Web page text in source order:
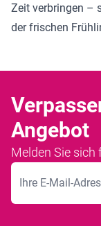
Zeit verbringen –
der frischen
Angebot
Melden Sie sich
E-Mailadresse